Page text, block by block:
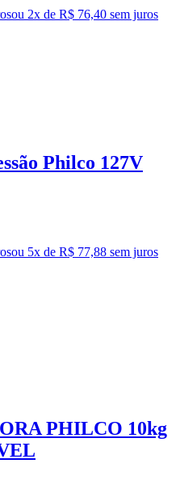
ou 2x de R$ 76,40 sem juros
Philco 127V
ou 5x de R$ 77,88 sem juros
PHILCO 10kg